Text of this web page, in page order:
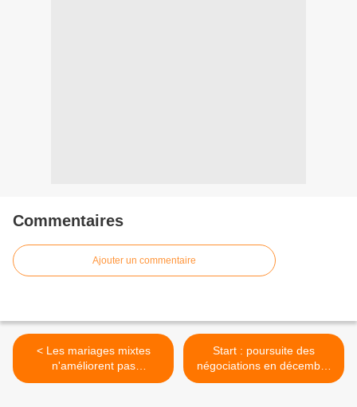
Commentaires
Ajouter un commentaire
< Les mariages mixtes
n'améliorent pas
l'intégration
Start : poursuite des
négociations en décembre
2009 à Genève